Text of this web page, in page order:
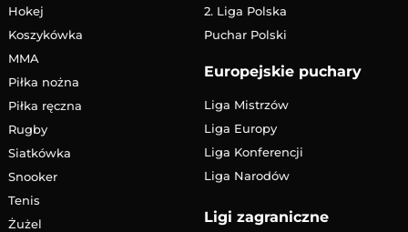
Hokej
Koszykówka
MMA
Piłka nożna
Piłka ręczna
Rugby
Siatkówka
Snooker
Tenis
Żużel
2. Liga Polska
Puchar Polski
Europejskie puchary
Liga Mistrzów
Liga Europy
Liga Konferencji
Liga Narodów
Ligi zagraniczne